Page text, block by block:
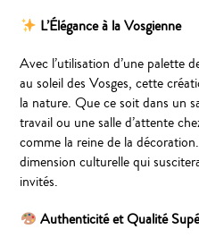
L’Élégance à la Vosgienne
Avec l’utilisation d’une palette
au soleil des Vosges, cette
la nature. Que ce soit dans un
travail ou une salle d’attente
comme la reine de la
dimension culturelle qui
invités.
Authenticité et Qualité